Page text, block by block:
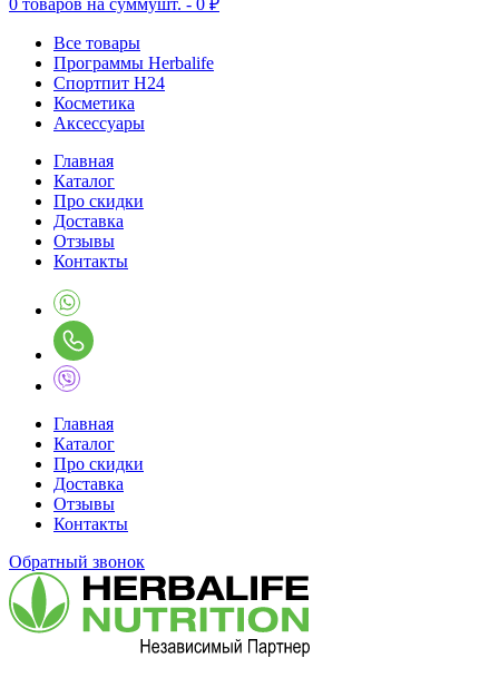
0 товаров на суммушт. - 0 ₽
Все товары
Программы Herbalife
Спортпит H24
Косметика
Аксессуары
Главная
Каталог
Про скидки
Доставка
Отзывы
Контакты
Главная
Каталог
Про скидки
Доставка
Отзывы
Контакты
Обратный звонок